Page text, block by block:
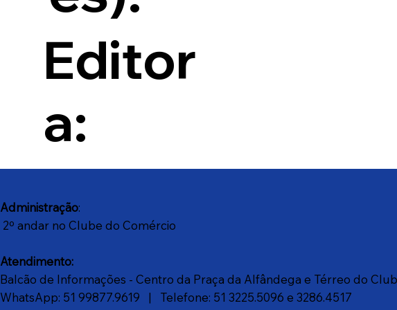
Editor
a:
Administração:
2º andar no Clube do Comércio
Atendimento:
Balcão de Informações - Centro da Praça da Alfândega e Térreo do
WhatsApp: 51 99877.9619
| Telefone: 51 3225.5096 e 3286.4517